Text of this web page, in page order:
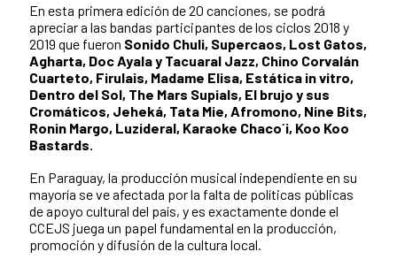
En esta primera edición de 20 canciones, se podrá
apreciar a las bandas participantes de los ciclos 2018 y
2019 que fueron Sonido Chuli, Supercaos, Lost Gatos,
Agharta, Doc Ayala y Tacuaral Jazz, Chino Corvalán
Cuarteto, Firulais, Madame Elisa, Estática in vitro,
Dentro del Sol, The Mars Supials, El brujo y sus
Cromáticos, Jeheká, Tata Mie, Afromono, Nine Bits,
Ronin Margo, Luzideral, Karaoke Chaco´i, Koo Koo
Bastards.
En Paraguay, la producción musical independiente en su
mayoría se ve afectada por la falta de políticas públicas
de apoyo cultural del país, y es exactamente donde el
CCEJS juega un papel fundamental en la producción,
promoción y difusión de la cultura local.